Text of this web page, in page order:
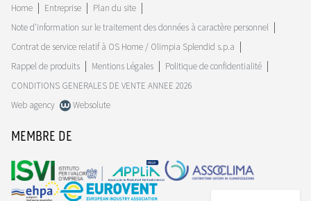
Home
Entreprise
Plan du site
Note d'information sur le traitement des données à caractère personnel
Contrat de service relatif à OS Home / Olimpia Splendid s.p.a
Rappel de produits
Mentions Légales
Politique de confidentialité
CONDITIONS GENERALES DE VENTE ANNEE 2026
Web agency
Websolute
MEMBRE DE